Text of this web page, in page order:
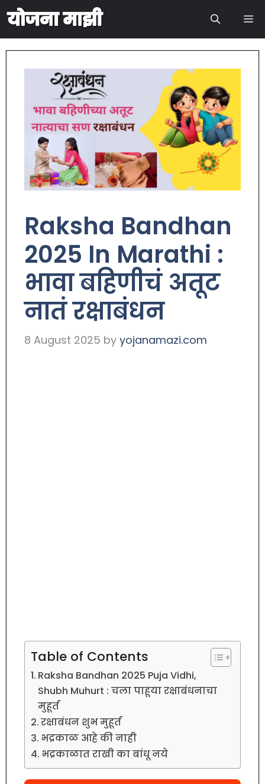
Raksha Bandhan
2025 In Marathi :
भावा बहिणीचं अतूट
नातं रक्षाबंधन
8 August 2025 by yojanamazi.com
Table of Contents
Raksha Bandhan 2025 Puja Vidhi,
Shubh Muhurt : चला पाहूया रक्षाबंधनाचा
मुहूर्त
रक्षाबंधन शुभ मुहूर्त
भद्रकाळ आहे की नाही
भद्रकाळात राखी का बांधू नये